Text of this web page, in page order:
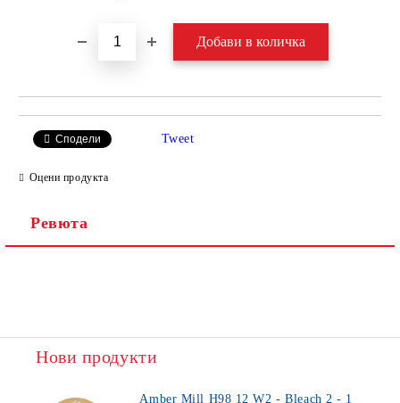
Сподели Tweet
Оцени продукта
Ревюта
Нови продукти
Amber Mill H98 12 W2 - Bleach 2 - 1